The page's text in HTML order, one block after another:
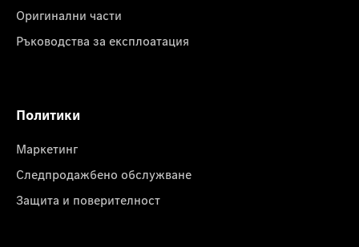
Оригинални части
Ръководства за експлоатация
Политики
Маркетинг
Следпродажбено обслужване
Защита и поверителност